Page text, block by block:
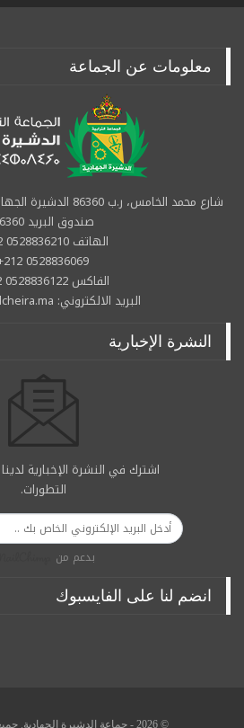
معلومات عن الجماعة
شارع محمد الخامس، ر.ب
صندوق البريد 86360
الهاتف 0528836210 212+
0528836069 212+
الفاكس 0528836122 212+
البريد الالكتروني: contact@dcheira.ma
النشرة الإخبارية
اشترك في النشرة الإخبارية
التطورات.
بدعم من
انضم لنا على الفايسبوك
© 2026 - جماعة الدشيرة الجهادية. جميع الحقوق محفوظة.